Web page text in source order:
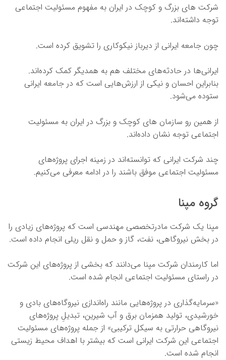
شرکت های بزرگ و کوچک در ایران به مفهوم مسئولیت اجتماعی
توجه داشته‌اند.
چون جامعه ایرانی از دیرباز نیکوکاری را تشویق کرده است.
ایرانی‌ها در حادثه‌های مختلف هم به همدیگر کمک کرده‌اند.
بنابراین احسان و نیکی از ارزش‌هایی است که در جامعه ایرانی
ستوده می‌شود.
از همین رو سازمان های کوچک و بزرگ در ایران به مسئولیت
اجتماعی توجه نشان داده‌اند.
چند شرکت ایرانی که توانسته‌اند در زمینه اجرای پروژه‌های
مسئولیت اجتماعی موفق باشند را در ادامه معرفی می‌کنیم.
گروه مپنا
مپنا یک شرکت مادرتخصصی مهندسی است که پروژه‌های زیادی را
در بخش نیروگاهی، نفت، گاز و حمل و نقل ریلی انجام داده است.
اما کارمندان شرکت مپنا می‌دانند که بخشی از پروژه‌های این شرکت
در راستای مسئولیت اجتماعی انجام شده است.
«سرمایه‌گذاری در پروژه‌هایی مانند راه‌اندازی نیروگاه‌های بادی و
خورشیدی، تولید همزمان برق و آب شیرین، تبدیلِ پروژه‌های
نیروگاهی حرارتی به سیکل ترکیبی» از جمله پروژه‌های مسئولیت
اجتماعی این شرکت ایرانی است که بیشتر با اهداف محیط زیستی
انجام شده است.